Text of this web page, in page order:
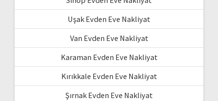
Uşak Evden Eve Nakliyat
Van Evden Eve Nakliyat
Karaman Evden Eve Nakliyat
Kırıkkale Evden Eve Nakliyat
Şırnak Evden Eve Nakliyat